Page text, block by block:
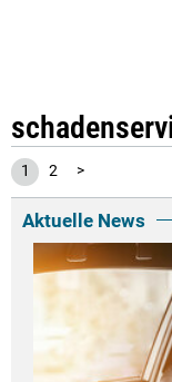
1 2 >
Aktuelle News